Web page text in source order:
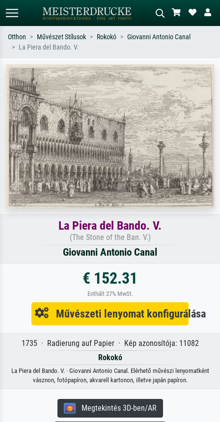
Keressen művész, műcím vagy stílus
szerint – pl. Monet, Csillagos éj,
impresszionizmus, Hokusai-hullám,
akt.
Írja le a jelenetet – pl. zöld rét, sok
piros absztrakt, sötét olajkép, álló akt
egy fa mellett.
Otthon Művészet Stílusok Rokokó
Giovanni Antonio Canal
La Piera del Bando. V.
La Piera del Bando. V.
(The Stone of the Ban. V.)
Giovanni Antonio Canal
€ 152.31
Enthält 27% MwSt.
Művészeti lenyomat konfigurálása
1735 · Radierung auf Papier · Kép azonosítója: 11082
Rokokó
La Piera del Bando. V. · Giovanni Antonio Canal. Elérhető művészi lenyomatként
vásznon, fotópapíron, akvarell kartonon, illetve japán papíron.
Megtekintés 3D-ben/AR